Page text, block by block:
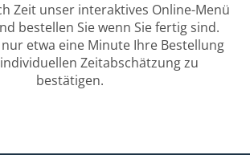
Zeit unser interaktives Online-Menü
bestellen Sie wenn Sie fertig sind.
etwa eine Minute Ihre Bestellung
Zeitabschätzung zu
bestätigen.